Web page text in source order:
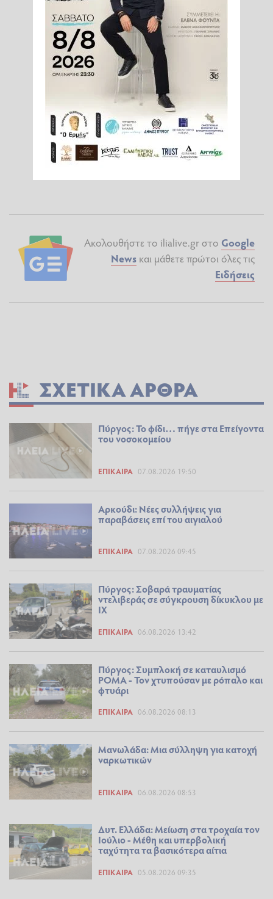
Ακολουθήστε το ilialive.gr στο Google
News και μάθετε πρώτοι όλες τις
Ειδήσεις
ΣΧΕΤΙΚΆ ΆΡΘΡΑ
Πύργος: Το φίδι… πήγε στα Επείγοντα
του νοσοκομείου
ΕΠΊΚΑΙΡΑ 07.08.2026 19:50
Αρκούδι: Νέες συλλήψεις για
παραβάσεις επί του αιγιαλού
ΕΠΊΚΑΙΡΑ 07.08.2026 09:45
Πύργος: Σοβαρά τραυματίας
ντελιβεράς σε σύγκρουση δίκυκλου με
ΙΧ
ΕΠΊΚΑΙΡΑ 06.08.2026 13:42
Πύργος: Συμπλοκή σε καταυλισμό
ΡΟΜΑ - Τον χτυπούσαν με ρόπαλο και
φτυάρι
ΕΠΊΚΑΙΡΑ 06.08.2026 08:13
Μανωλάδα: Μια σύλληψη για κατοχή
ναρκωτικών
ΕΠΊΚΑΙΡΑ 06.08.2026 08:53
Δυτ. Ελλάδα: Μείωση στα τροχαία τον
Ιούλιο - Μέθη και υπερβολική
ταχύτητα τα βασικότερα αίτια
ΕΠΊΚΑΙΡΑ 05.08.2026 09:35